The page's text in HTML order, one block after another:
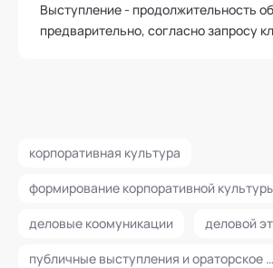
Выступление - продолжительность
предварительно, согласно запросу
корпоративная культура
формирование корпоративной
деловые коомуникации деловой
публичные выступления и ораторское искусство